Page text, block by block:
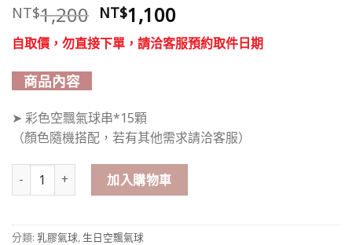
NT$1,200 原
始
價
NT$1,100目
前
價
自取價，勿直接下單，請洽客服預約取件日期
商品內容
➤ 彩色空飄氣球串*15顆
（顏色隨機搭配，若有其他需求請洽客服）
彩色空飄氣球串（15顆） 數量
加入購物車
分類: 乳膠氣球, 生日空飄氣球